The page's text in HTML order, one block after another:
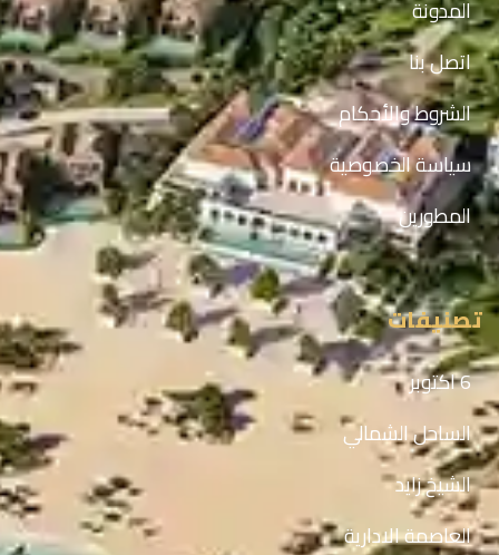
المدونة
اتصل بنا
الشروط والأحكام
سياسة الخصوصية
المطورين
تصنيفات
6 اكتوبر
الساحل الشمالي
الشيخ زايد
العاصمة الادارية